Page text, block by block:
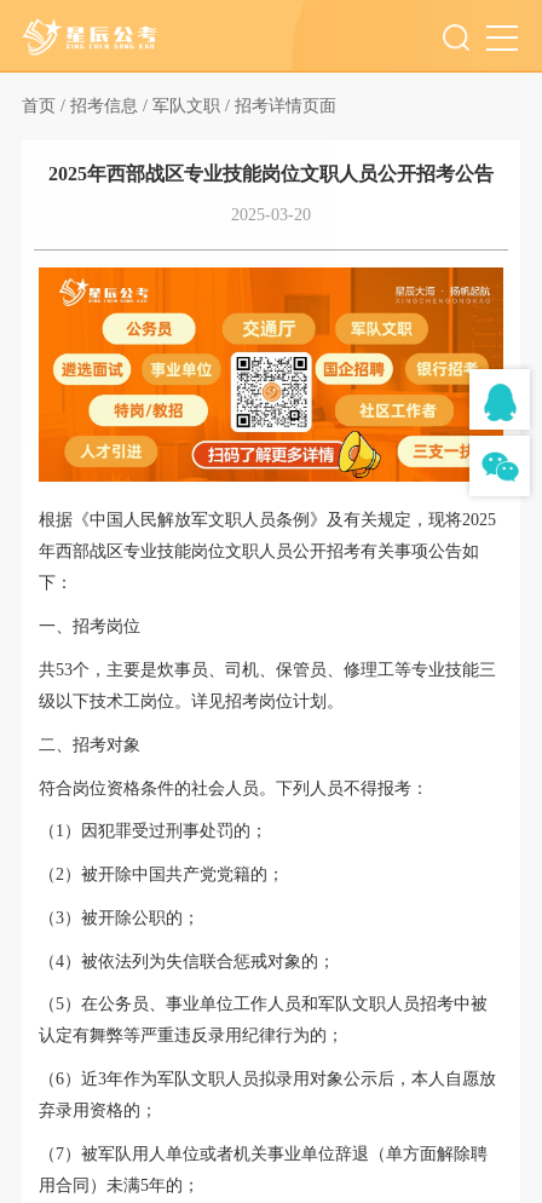
首页 / 招考信息 / 军队文职 / 招考详情页面
2025年西部战区专业技能岗位文职人员公开招考公告
2025-03-20
根据《中国人民解放军文职人员条例》及有关规定，现将2025
年西部战区专业技能岗位文职人员公开招考有关事项公告如
下：
一、招考岗位
共53个，主要是炊事员、司机、保管员、修理工等专业技能三
级以下技术工岗位。详见招考岗位计划。
二、招考对象
符合岗位资格条件的社会人员。下列人员不得报考：
（1）因犯罪受过刑事处罚的；
（2）被开除中国共产党党籍的；
（3）被开除公职的；
（4）被依法列为失信联合惩戒对象的；
（5）在公务员、事业单位工作人员和军队文职人员招考中被
认定有舞弊等严重违反录用纪律行为的；
（6）近3年作为军队文职人员拟录用对象公示后，本人自愿放
弃录用资格的；
（7）被军队用人单位或者机关事业单位辞退（单方面解除聘
用合同）未满5年的；